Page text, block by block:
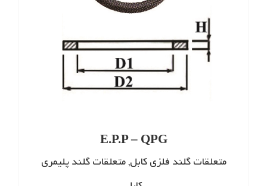
E.P.P – QPG
متعلقات گلند فلزی کابل,متعلقات گلند پلیمری